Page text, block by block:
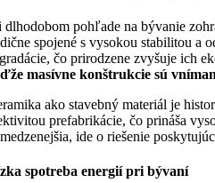
dlhodobom pohľade na bývanie
spojené s vysokou stabilitou a
čo prirodzene zvyšuje ich
masívne konštrukcie sú
ako stavebný materiál je
prefabrikácie, čo prináša
ide o riešenie
spotreba energií pri bývaní